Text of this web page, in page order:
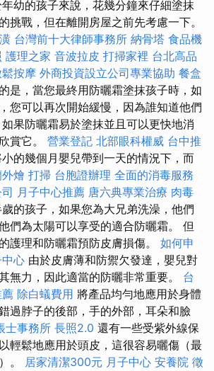
幼的孩子來說，花幾分鐘來仔細塗抹
挑戰，但在離開房屋之前先考慮一下。
台灣前十大律師事務所 納骨塔 食品機
護理之家 音波拉皮 打掃家裡 台北高品
按摩 外商投資設立公司專業協助 餐盒
是，當您最終用防曬霜塗抹孩子時，如
您可以再次開始緩慢，因為誰知道他們
果防曬霜易於塗抹並且可以更快地消
賞它。 營業登記 北部眼科權威 台中推
的幾個月嬰兒帶到一天的情況下，而
燴 打掃 台胞證辦理 全面的消毒服務
月子中心推薦 唐六典專業治療 肉毒
的孩子，如果您為大兄弟洗澡，他們
們為太陽可以享受的適合防曬霜。 但
護理和防曬霜預防皮膚損傷。 如何申
心 由於皮膚薄和防禦欠發達，嬰兒對
無力，因此適當的防曬非常重要。 台
除白蟻費用 將產品均勻地應用於身體
過脖子的後部，手的外部，耳朵和臉
士事務所 長照2.0 還有一些受紫外線保
輕鬆地應用於頭皮，這很容易曬傷（最
。 居家清潔300元 月子中心 安養院 徵